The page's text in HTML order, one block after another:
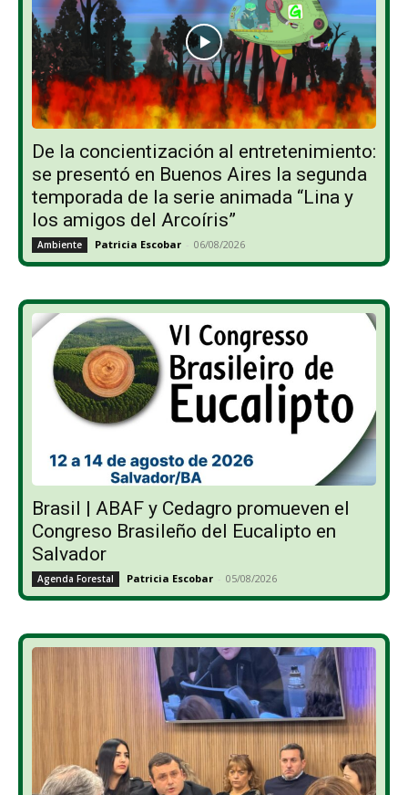
De la concientización al entretenimiento:
se presentó en Buenos Aires la segunda
temporada de la serie animada “Lina y
los amigos del Arcoíris”
Ambiente Patricia Escobar - 06/08/2026
Brasil | ABAF y Cedagro promueven el
Congreso Brasileño del Eucalipto en
Salvador
Agenda Forestal Patricia Escobar - 05/08/2026